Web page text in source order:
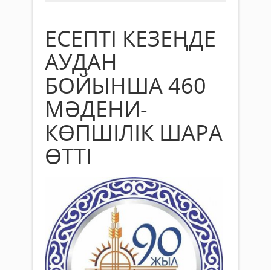
ЕСЕПТІ КЕЗЕҢДЕ
АУДАН
БОЙЫНША 460
МӘДЕНИ-
КӨПШІЛІК ШАРА
ӨТТІ